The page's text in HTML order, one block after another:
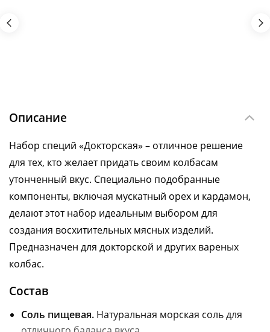
Описание
Набор специй «Докторская» – отличное решение
для тех, кто желает придать своим колбасам
утонченный вкус. Специально подобранные
компоненты, включая мускатный орех и кардамон,
делают этот набор идеальным выбором для
создания восхитительных мясных изделий.
Предназначен для докторской и других вареных
колбас.
Состав
Соль пищевая. Натуральная морская соль для